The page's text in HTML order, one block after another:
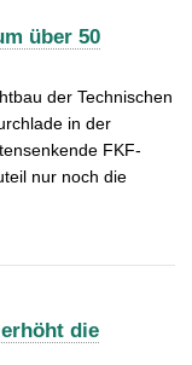
über 50
der Technischen
in der
FKF-
nur noch die
die